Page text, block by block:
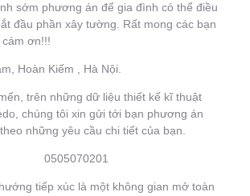
sớm phương án để gia đình có thể điều
đầu phần xây tường. Rất mong các bạn
ơn!!!
Hoàn Kiếm , Hà Nội.
trên những dữ liệu thiết kế kĩ thuật
chúng tôi xin gửi tới bạn phương án
những yêu cầu chi tiết của bạn.
tiếp xúc là một không gian mở toàn